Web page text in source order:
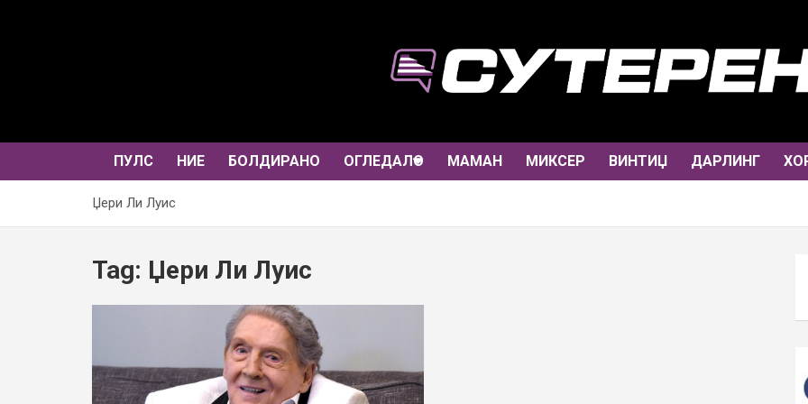
ПУЛС НИЕ БОЛДИРАНО ОГЛЕДАЛО МАМАН МИКСЕР ВИНТИЏ ДАРЛИНГ
Џери Ли Луис
Tag: Џери Ли Луис